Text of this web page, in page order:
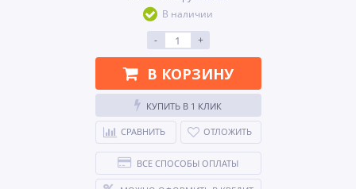
В наличии
-
+
В КОРЗИНУ
КУПИТЬ В 1 КЛИК
СРАВНИТЬ ОТЛОЖИТЬ
ВСЕ СПОСОБЫ ОПЛАТЫ